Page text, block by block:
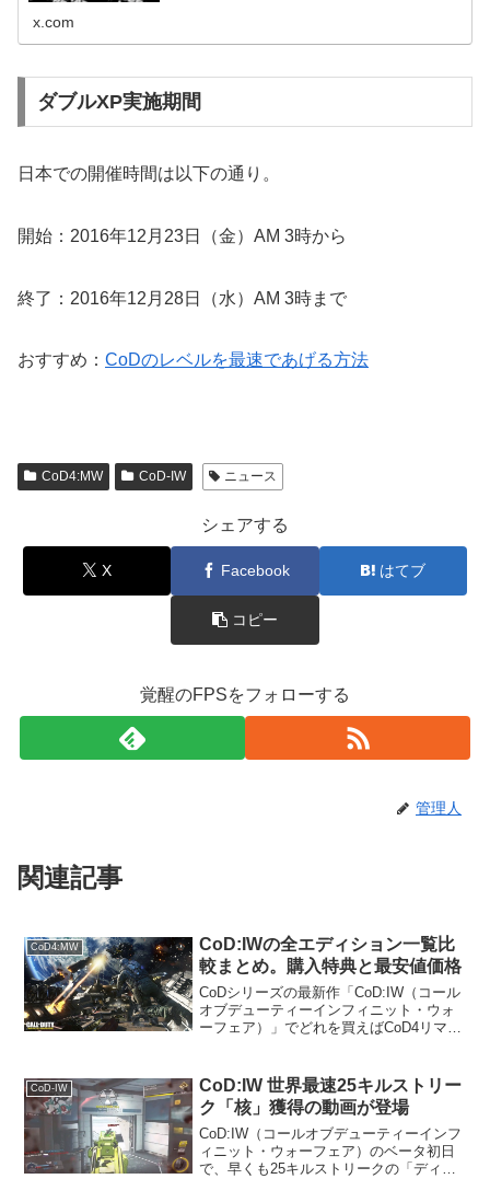
x.com
ダブルXP実施期間
日本での開催時間は以下の通り。
開始：2016年12月23日（金）AM 3時から
終了：2016年12月28日（水）AM 3時まで
おすすめ： CoDのレベルを最速であげる方法
CoD4:MW CoD-IW ニュース
シェアする
X Facebook はてブ
コピー
覚醒のFPSをフォローする
管理人
関連記事
CoD4:MW
CoD:IWの全エディション一覧比
較まとめ。購入特典と最安値価格
CoDシリーズの最新作「CoD:IW（コール
オブデューティーインフィニット・ウォ
ーフェア）」でどれを買えばCoD4リマス
くまとめてみました。とりあえずCoD4リ
マスター...
CoD-IW
CoD:IW 世界最速25キルストリー
ク「核」獲得の動画が登場
CoD:IW（コールオブデューティーインフ
ィニット・ウォーフェア）のベータ初日
で、早くも25キルストリークの「ディア